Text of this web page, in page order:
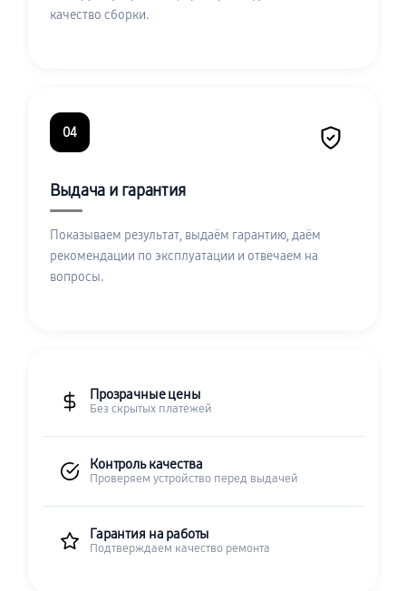
качество сборки.
04
Выдача и гарантия
Показываем результат, выдаём гарантию, даём
рекомендации по эксплуатации и отвечаем на
вопросы.
Прозрачные цены
Без скрытых платежей
Контроль качества
Проверяем устройство перед выдачей
Гарантия на работы
Подтверждаем качество ремонта